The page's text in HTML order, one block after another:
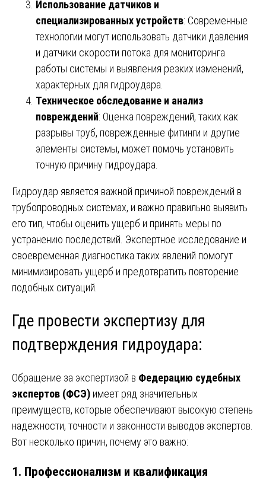
Использование датчиков и
специализированных устройств: Современные
технологии могут использовать датчики давления
и датчики скорости потока для мониторинга
работы системы и выявления резких изменений,
характерных для гидроудара.
Техническое обследование и анализ
повреждений: Оценка повреждений, таких как
разрывы труб, поврежденные фитинги и другие
элементы системы, может помочь установить
точную причину гидроудара.
Гидроудар является важной причиной повреждений в
трубопроводных системах, и важно правильно выявить
его тип, чтобы оценить ущерб и принять меры по
устранению последствий. Экспертное исследование и
своевременная диагностика таких явлений помогут
минимизировать ущерб и предотвратить повторение
подобных ситуаций.
Где провести экспертизу для
подтверждения гидроудара:
Обращение за экспертизой в Федерацию судебных
экспертов (ФСЭ) имеет ряд значительных
преимуществ, которые обеспечивают высокую степень
надежности, точности и законности выводов экспертов.
Вот несколько причин, почему это важно:
1. Профессионализм и квалификация